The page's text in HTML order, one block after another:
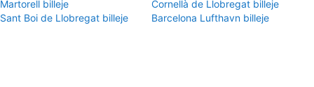
Martorell billeje
Cornellà de Llobregat billeje
Sant Boi de Llobregat billeje
Barcelona Lufthavn billeje